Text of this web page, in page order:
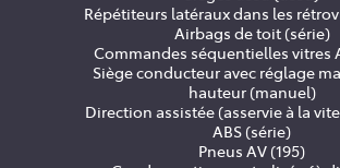
Répétiteurs latéraux dans les
Airbags de toit (série)
Commandes séquentielles vitres
Siège conducteur avec réglage
hauteur (manuel)
Direction assistée (asservie à la
ABS (série)
Pneus AV (195)